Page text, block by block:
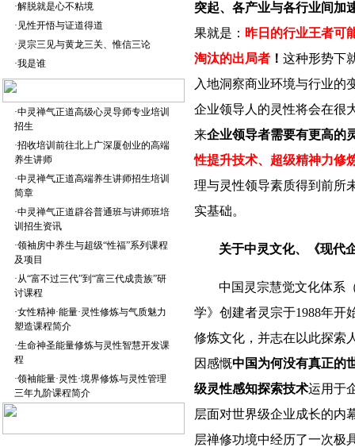
·解脱就是心不粘境
· 见性开悟与证道得道
·灵宗三见与黄龙三关、惟信三论
·我是谁
·中灵禅气正道高级心灵导师专业培训
招生
·招收培训前往北上广深厦创业的高端
养生讲师
·中灵禅气正道高端养生讲师招生培训
简章
·中灵禅气正道辟谷普通班与讲师班培
训招生资讯
·领袖房中养生与超级“性福”系列课程
及项目
·从“富不过三代”到“富三代成贵族”研
讨课程
·女性精神·能量·灵性修炼与气质魅力
塑造课程简介
·生命神圣能量修炼与灵性智慧开发课
程
·领袖能量·灵性·境界修炼与灵性管理
三年九阶课程简介
突起、各产业与各行业间加
果就是： 昨日的行业王者可
淘汰的出局者 ！ 这种形势下
入地洞察商业环境与行业的
企业领导人的灵性将会在很
来企业领导者需要有更高的
性提升技术、超级精神力修
理与灵性领导素质得到前所
实基础。
关于中灵文化、《现代
中国灵宗慧觉文化体系
学》创建者灵宗于1988年开
修炼文化，并志在以此探索
因感慨中国为何没有真正的
级灵性感知探索技术运用于
层面对世界级企业成长的内
层禅修功境中经历了一次极